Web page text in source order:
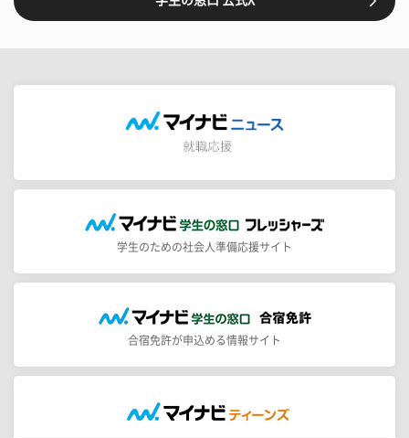
学生のための社会人準備応援サイト
合宿免許が申込める情報サイト